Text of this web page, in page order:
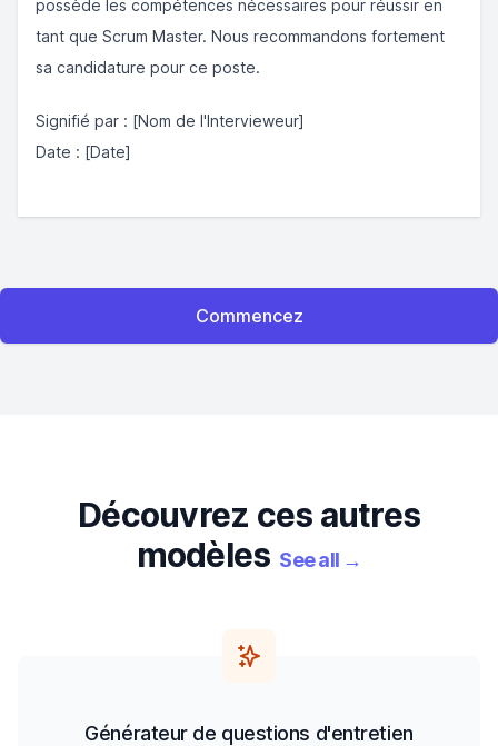
possède les compétences nécessaires pour réussir en
tant que Scrum Master. Nous recommandons fortement
sa candidature pour ce poste.
Signifié par : [Nom de l'Intervieweur]
Date : [Date]
Commencez
Découvrez ces autres
modèles See all →
Générateur de questions d'entretien